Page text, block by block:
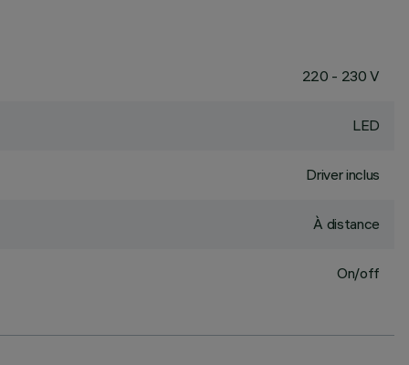
220 - 230 V
LED
Driver inclus
À distance
On/off